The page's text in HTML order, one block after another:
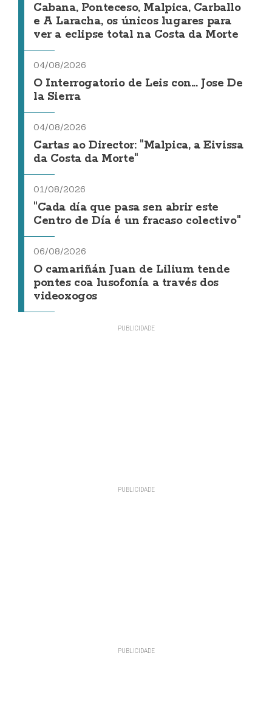
Cabana, Ponteceso, Malpica, Carballo
e A Laracha, os únicos lugares para
ver a eclipse total na Costa da Morte
04/08/2026
O Interrogatorio de Leis con... Jose De
la Sierra
04/08/2026
Cartas ao Director: "Malpica, a Eivissa
da Costa da Morte"
01/08/2026
"Cada día que pasa sen abrir este
Centro de Día é un fracaso colectivo"
06/08/2026
O camariñán Juan de Lilium tende
pontes coa lusofonía a través dos
videoxogos